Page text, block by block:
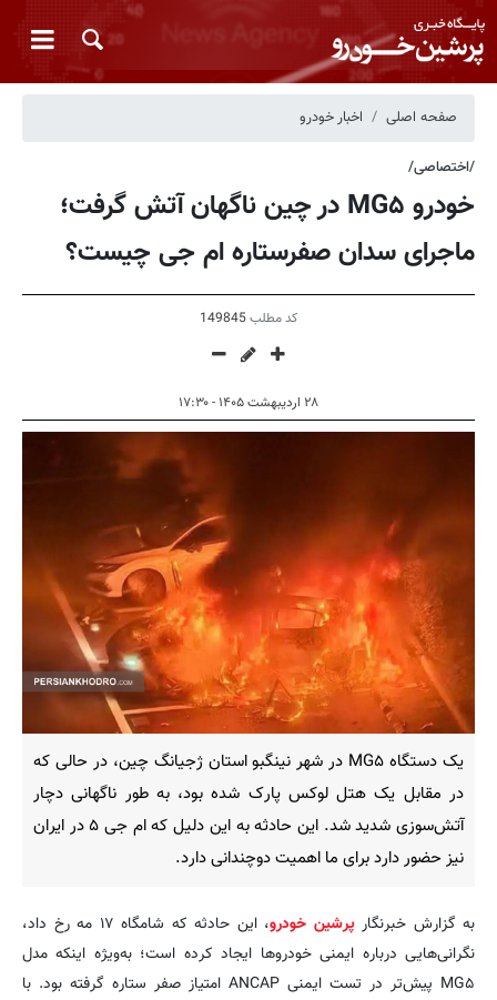
صفحه اصلی اخبار خودرو
/اختصاصی/
خودرو MG۵ در چین ناگهان آتش گرفت؛
ماجرای سدان صفرستاره ام جی چیست؟
کد مطلب149845
۲۸ اردیبهشت ۱۴۰۵ - ۱۷:۳۰
یک دستگاه MG۵ در شهر نینگبو استان ژجیانگ چین، در حالی که
در مقابل یک هتل لوکس پارک شده بود، به طور ناگهانی دچار
آتش‌سوزی شدید شد. این حادثه به این دلیل که ام جی ۵ در ایران
نیز حضور دارد برای ما اهمیت دوچندانی دارد.
به گزارش خبرنگارپرشین خودرو
، این حادثه که شامگاه ۱۷ مه رخ داد،
نگرانی‌هایی درباره ایمنی خودروها ایجاد کرده است؛ به‌ویژه اینکه مدل
MG۵ پیش‌تر در تست ایمنی ANCAP امتیاز صفر ستاره گرفته بود. با